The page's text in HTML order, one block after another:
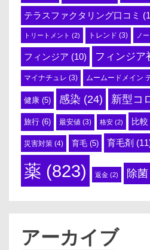
テラスファクタリング口コミ
トリートメント (2) トレンド (3) ノ
フィンジア (10) フィンジア
マイナチュレ (3) ムームードメイン
健康 (5) 感染 (24) 新型コ
旅行 (6) 最安値 (3) 格安 (2) 比較
災害対策 (4) 育毛 (5) 育毛剤
薬 (823) 返金 (2) 除菌
アーカイブ